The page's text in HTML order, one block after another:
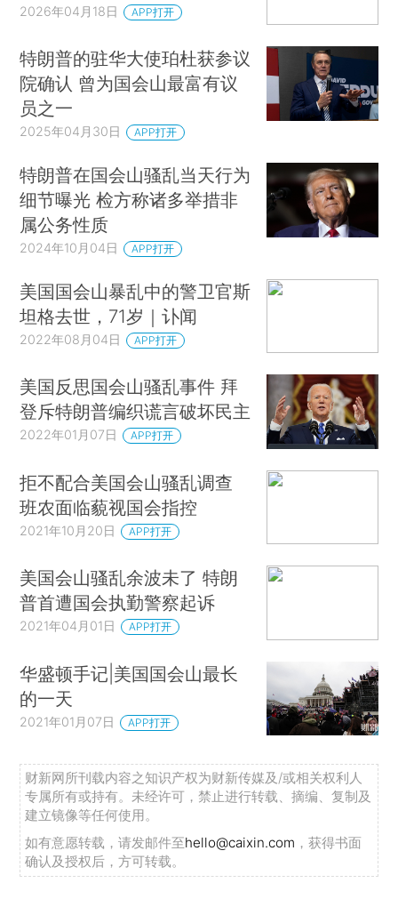
2026年04月18日 APP打开
特朗普的驻华大使珀杜获参议
院确认 曾为国会山最富有议
员之一
2025年04月30日 APP打开
特朗普在国会山骚乱当天行为
细节曝光 检方称诸多举措非
属公务性质
2024年10月04日 APP打开
美国国会山暴乱中的警卫官斯
坦格去世，71岁｜讣闻
2022年08月04日 APP打开
美国反思国会山骚乱事件 拜
登斥特朗普编织谎言破坏民主
2022年01月07日 APP打开
拒不配合美国会山骚乱调查
班农面临藐视国会指控
2021年10月20日 APP打开
美国会山骚乱余波未了 特朗
普首遭国会执勤警察起诉
2021年04月01日 APP打开
华盛顿手记|美国国会山最长
的一天
2021年01月07日 APP打开
财新网所刊载内容之知识产权为财新传媒及/或相关权利人
专属所有或持有。未经许可，禁止进行转载、摘编、复制及
建立镜像等任何使用。
如有意愿转载，请发邮件至hello@caixin.com ，获得书面
确认及授权后，方可转载。